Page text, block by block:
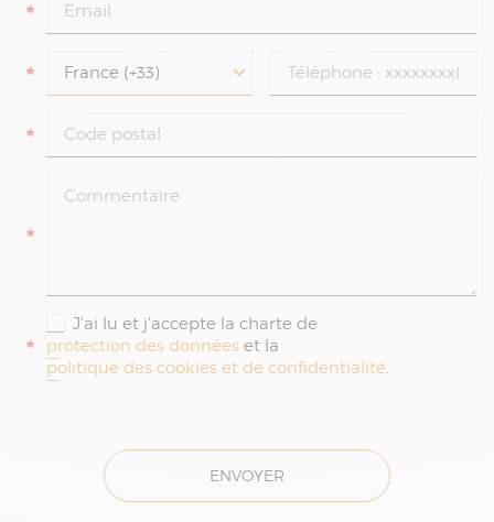
*
*
*
*
*
J'ai lu et j'accepte la charte de
protection des données et la
politique des cookies et de confidentialité.
ENVOYER